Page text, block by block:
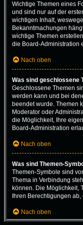
Wichtige Themen eines
und sind nur auf der
wichtigen Inhalt,
Bekanntmachungen
wichtige Themen
die Board-Administration
Nach oben
Was sind geschlossene
Geschlossene Themen
werden kann und bei
beendet wurde. Themen
Moderator oder
die Möglichkeit, Ihre
Board-Administration
Nach oben
Was sind Themen-
Themen-Symbole sind
Thema in Verbindung
können. Die Möglichkeit,
Ihren Berechtigungen
Nach oben